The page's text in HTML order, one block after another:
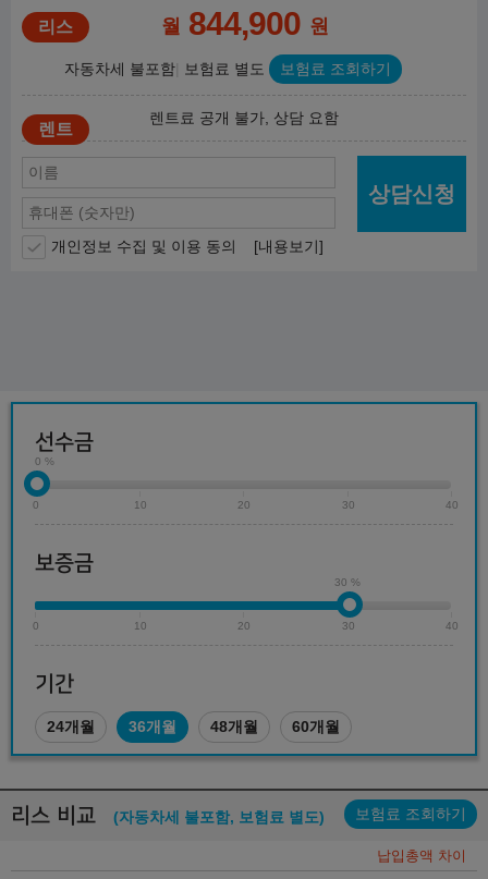
월 844,900 원
자동차세 불포함 보험료 별도 보험료 조회하기
렌트료 공개 불가, 상담 요함
개인정보 수집 및 이용 동의 [내용보기]
상담신청
선수금
0 %
0 10 20 30 40
보증금
30 %
0 10 20 30 40
기간
24개월 36개월 48개월 60개월
리스 비교 (자동차세 불포함, 보험료 별도) 보험료 조회하기
납입총액 차이